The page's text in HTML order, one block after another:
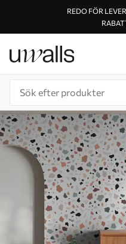
REDO FÖR